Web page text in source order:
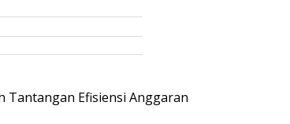
Tantangan Efisiensi Anggaran